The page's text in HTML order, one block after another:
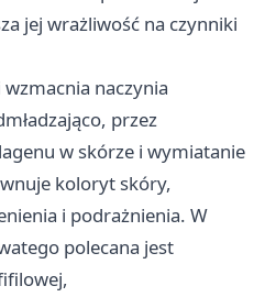
jej wrażliwość na czynniki
wzmacnia naczynia
przez
w skórze i wymiatanie
koloryt skóry,
i podrażnienia. W
polecana jest